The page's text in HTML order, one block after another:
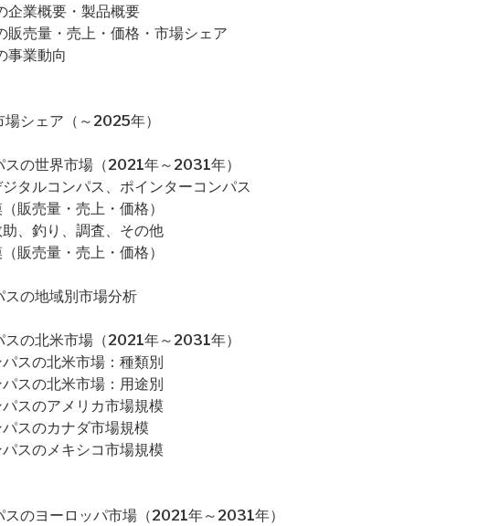
企業概要・製品概要
売量・売上・価格・市場シェア
事業動向
シェア（～2025年）
スの世界市場（2021年～2031年）
タルコンパス、ポインターコンパス
販売量・売上・価格）
、釣り、調査、その他
販売量・売上・価格）
スの地域別市場分析
スの北米市場（2021年～2031年）
スの北米市場：種類別
スの北米市場：用途別
スのアメリカ市場規模
スのカナダ市場規模
スのメキシコ市場規模
スのヨーロッパ市場（2021年～2031年）